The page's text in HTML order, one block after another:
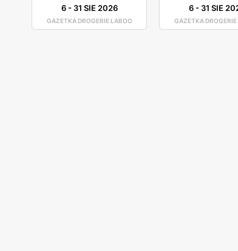
6- 31 SIE 2026
GAZETKA DROGERIE LABOO
6- 31 SIE
GAZETKA